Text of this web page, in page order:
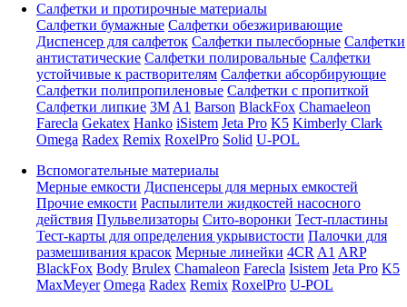
Салфетки и протирочные материалы
Салфетки бумажные Салфетки обезжиривающие
Диспенсер для салфеток Салфетки пылесборные Салфетки
антистатические Салфетки полировальные Салфетки
устойчивые к растворителям Салфетки абсорбирующие
Салфетки полипропиленовые Салфетки с пропиткой
Салфетки липкие 3M A1 Barson BlackFox Chamaeleon
Farecla Gekatex Hanko iSistem Jeta Pro K5 Kimberly Clark
Omega Radex Remix RoxelPro Solid U-POL
Вспомогательные материалы
Мерные емкости Диспенсеры для мерных емкостей
Прочие емкости Распылители жидкостей насосного
действия Пульвелизаторы Сито-воронки Тест-пластины
Тест-карты для определения укрывистости Палочки для
размешивания красок Мерные линейки 4CR A1 ARP
BlackFox Body Brulex Chamaleon Farecla Isistem Jeta Pro K5
MaxMeyer Omega Radex Remix RoxelPro U-POL